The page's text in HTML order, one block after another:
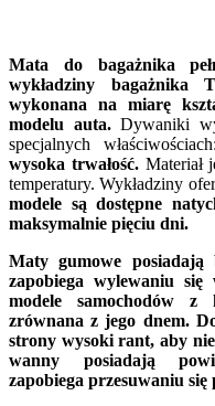
Mata do bagażnika
wykładziny bagażnika
wykonana na miarę
modelu auta.Dywaniki
specjalnych
wysoka trwałość.Materiał
temperatury. Wykładziny
modele są dostępne
maksymalnie pięciu dni.
Maty gumowe
zapobiega wylewaniu
modele samochodów
zrównana z jego dnem.
strony wysoki rant, aby nie
wanny posiadają
zapobiega przesuwaniu